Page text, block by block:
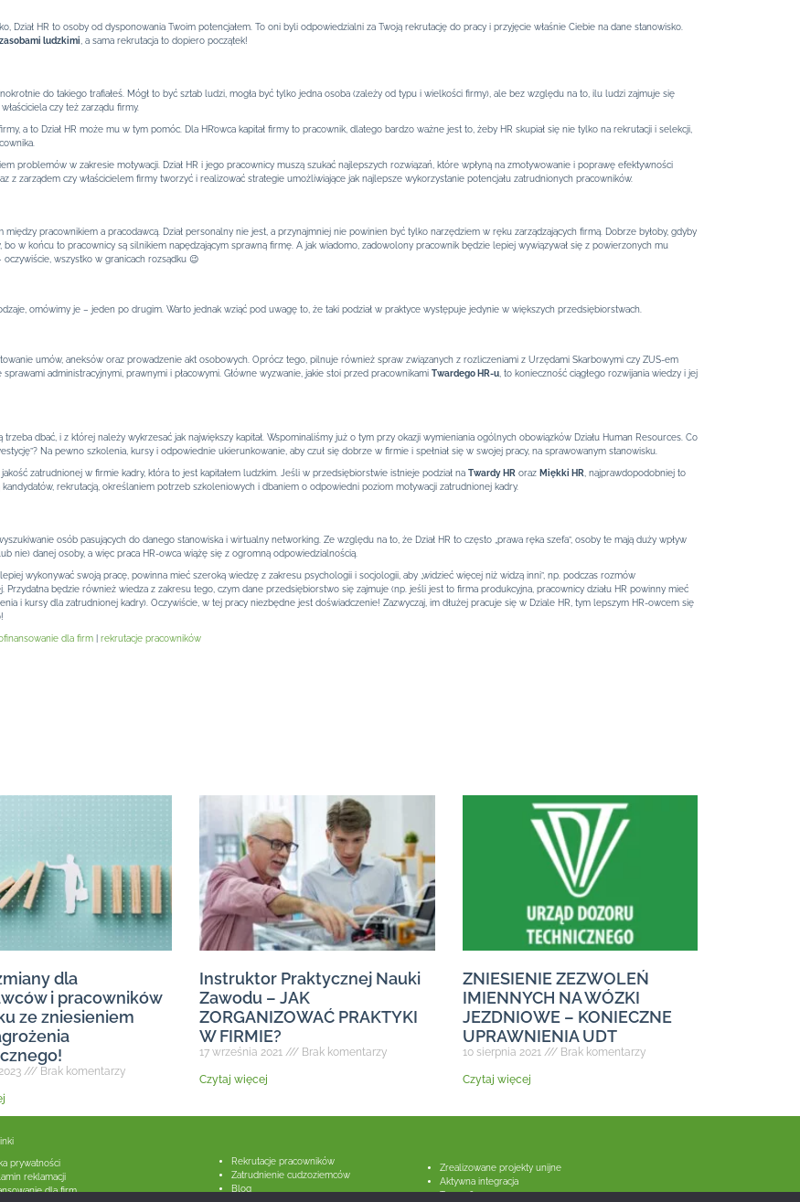
HR to osoby od dysponowania Twoim potencjałem. To oni byli odpowiedzialni za Twoją rekrutację do pracy i przyjęcie właśnie Ciebie na dane stanowisko.
ludzkimi , a sama rekrutacja to dopiero początek!
do takiego trafiałeś. Mógł to być sztab ludzi, mogła być tylko jedna osoba (zależy od typu i wielkości firmy), ale bez względu na to, ilu ludzi zajmuje się
czy też zarządu firmy.
a to Dział HR może mu w tym pomóc. Dla HR’owca kapitał firmy to pracownik, dlatego bardzo ważne jest to, żeby HR skupiał się nie tylko na rekrutacji i selekcji,
problemów w zakresie motywacji. Dział HR i jego pracownicy muszą szukać najlepszych rozwiązań, które wpłyną na zmotywowanie i poprawę efektywności
z zarządem czy właścicielem firmy tworzyć i realizować strategie umożliwiające jak najlepsze wykorzystanie potencjału zatrudnionych pracowników.
pracownikiem a pracodawcą. Dział personalny nie jest, a przynajmniej nie powinien być tylko narzędziem w ręku zarządzających firmą. Dobrze byłoby, gdyby
w końcu to pracownicy są silnikiem napędzającym sprawną firmę. A jak wiadomo, zadowolony pracownik będzie lepiej wywiązywał się z powierzonych mu
wszystko w granicach rozsądku 😉
omówimy je – jeden po drugim. Warto jednak wziąć pod uwagę to, że taki podział w praktyce występuje jedynie w większych przedsiębiorstwach.
umów, aneksów oraz prowadzenie akt osobowych. Oprócz tego, pilnuje również spraw związanych z rozliczeniami z Urzędami Skarbowymi czy ZUS-em
sprawami administracyjnymi, prawnymi i płacowymi. Główne wyzwanie, jakie stoi przed pracownikami Twardego HR-u , to konieczność ciągłego rozwijania wiedzy i jej
dbać, i z której należy wykrzesać jak największy kapitał. Wspominaliśmy już o tym przy okazji wymieniania ogólnych obowiązków Działu Human Resources. Co
Na pewno szkolenia, kursy i odpowiednie ukierunkowanie, aby czuł się dobrze w firmie i spełniał się w swojej pracy, na sprawowanym stanowisku.
zatrudnionej w firmie kadry, która to jest kapitałem ludzkim. Jeśli w przedsiębiorstwie istnieje podział na Twardy HR oraz Miękki HR , najprawdopodobniej to
rekrutacją, określaniem potrzeb szkoleniowych i dbaniem o odpowiedni poziom motywacji zatrudnionej kadry.
osób pasujących do danego stanowiska i wirtualny networking. Ze względu na to, że Dział HR to często „prawa ręka szefa”, osoby te mają duży wpływ
nie) danej osoby, a więc praca HR-owca wiążę się z ogromną odpowiedzialnością.
wykonywać swoją pracę, powinna mieć szeroką wiedzę z zakresu psychologii i socjologii, aby „widzieć więcej niż widzą inni”, np. podczas rozmów
będzie również wiedza z zakresu tego, czym dane przedsiębiorstwo się zajmuje (np. jeśli jest to firma produkcyjna, pracownicy działu HR powinny mieć
i kursy dla zatrudnionej kadry). Oczywiście, w tej pracy niezbędne jest doświadczenie! Zazwyczaj, im dłużej pracuje się w Dziale HR, tym lepszym HR-owcem się
dla firm rekrutacje pracowników
dla
i pracowników
ze zniesieniem
Brak komentarzy
Instruktor Praktycznej Nauki
Zawodu – JAK
ZORGANIZOWAĆ PRAKTYKI
W FIRMIE?
17 września 2021 Brak komentarzy
Czytaj więcej
ZNIESIENIE ZEZWOLEŃ
IMIENNYCH NA WÓZKI
JEZDNIOWE – KONIECZNE
UPRAWNIENIA UDT
10 sierpnia 2021 Brak komentarzy
Czytaj więcej
prywatności
reklamacji
dla firm
Rekrutacje pracowników
Zatrudnienie cudzoziemców
Blog
Zrealizowane projekty unijne
Aktywna integracja